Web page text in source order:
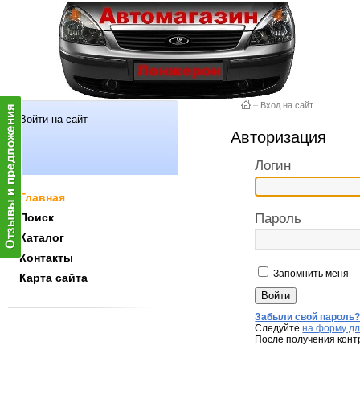
Войти на сайт
Главная
Поиск
Каталог
Контакты
Карта сайта
– Вход на сайт
Авторизация
Логин
Пароль
Запомнить меня
Забыли свой пароль?
Следуйтена форму
После получения